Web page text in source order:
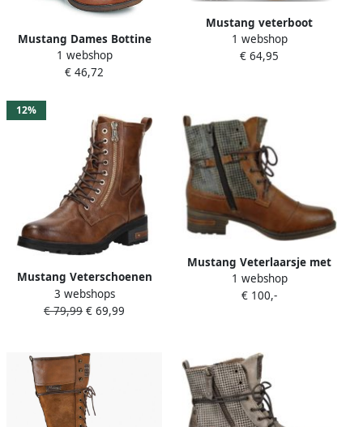
Mustang Dames Bottine
Cognac COGNA
1 webshop
€ 46,72
Mustang veterboot
Veterschoenen Meisje bruin
Cognac
1 webshop
€ 64,95
12%
Mustang Veterschoenen
Hoog
3 webshops
€ 79,99 € 69,99
Mustang Veterlaarsje met
trendy pied de pouledessin
Taupe
1 webshop
€ 100,-